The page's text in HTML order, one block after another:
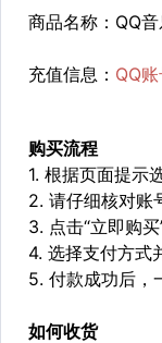
商品名称：QQ
充值信息： QQ
购买流程
1. 根据页面提示
2. 请仔细核对账
3. 点击“立即购
4. 选择支付方式
5. 付款成功后，
如何收货